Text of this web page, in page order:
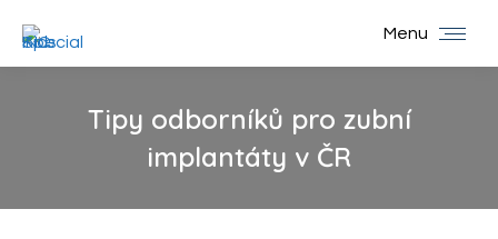
Menu
Tipy odborníků pro zubní
implantáty v ČR